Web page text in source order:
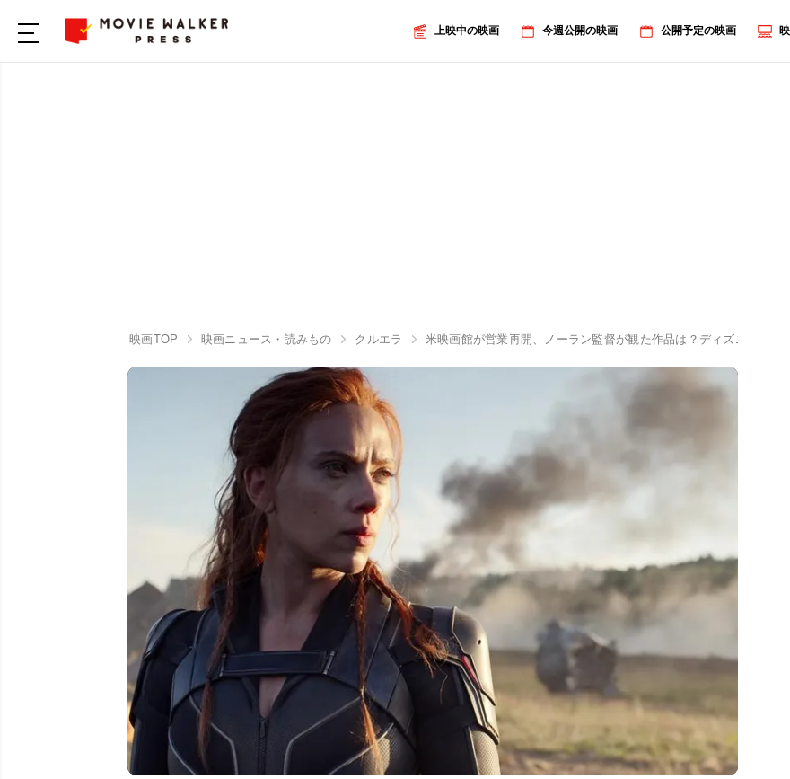
上映中の映画 今週公開の映画 公開予定の映画
映画TOP 映画ニュース・読みもの クルエラ 米映画館が営業再開、ノーラン監督が観た作品は？ディズニーの激